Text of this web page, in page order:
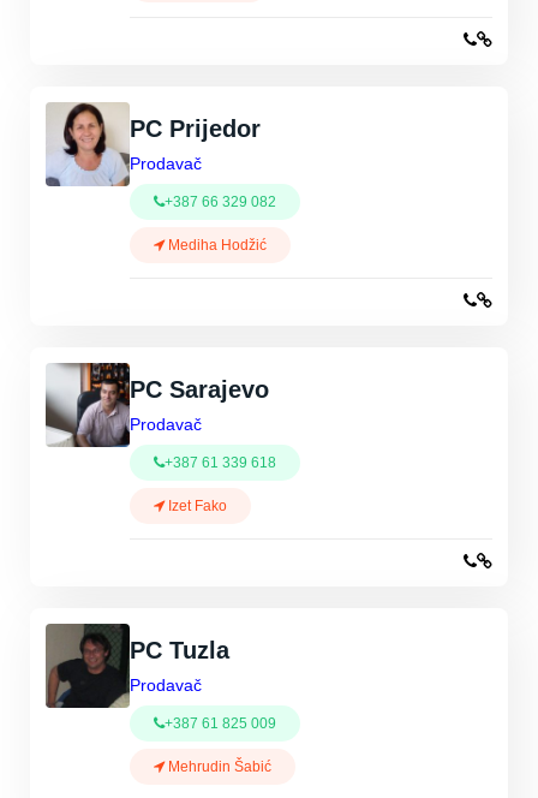
PC Prijedor
Prodavač
+387 66 329 082
Mediha Hodžić
PC Sarajevo
Prodavač
+387 61 339 618
Izet Fako
PC Tuzla
Prodavač
+387 61 825 009
Mehrudin Šabić